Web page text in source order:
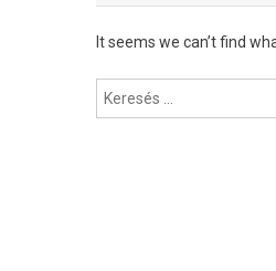
It seems we can’t find
Keresés: